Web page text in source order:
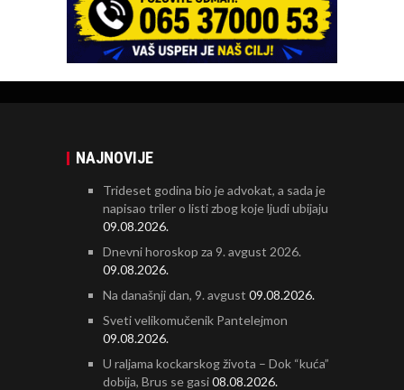
NAJNOVIJE
Trideset godina bio je advokat, a sada je
napisao triler o listi zbog koje ljudi ubijaju
09.08.2026.
Dnevni horoskop za 9. avgust 2026.
09.08.2026.
Na današnji dan, 9. avgust 09.08.2026.
Sveti velikomučenik Pantelejmon
09.08.2026.
U raljama kockarskog života – Dok “kuća”
dobija, Brus se gasi08.08.2026.